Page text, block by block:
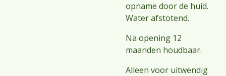
opname door de huid.
Water afstotend.
Na opening 12
maanden houdbaar.
Alleen voor uitwendig